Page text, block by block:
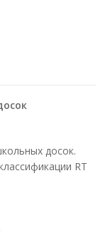
досок.
RT